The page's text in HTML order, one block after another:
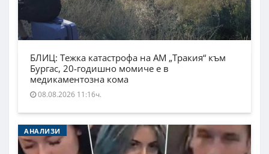
БЛИЦ: Тежка катастрофа на АМ „Тракия“ към
Бургас, 20-годишно момиче е в
медикаментозна кома
08.08.2026 11:16ч.
АНАЛИЗИ